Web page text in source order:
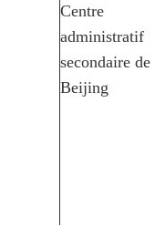
Centre
administratif
secondaire de
Beijing